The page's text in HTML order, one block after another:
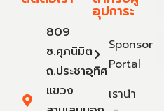
809
ซ.ศุภนิมิต
ถ.ประชาอุทิศ
แขวง
อุปการะ
Sponsor
Portal
เรานำ